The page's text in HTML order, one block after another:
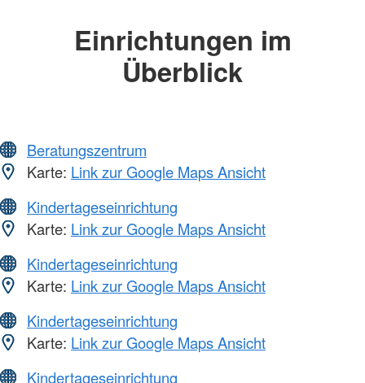
Einrichtungen im
Überblick
Beratungszentrum
Karte: Link zur Google Maps Ansicht
Kindertageseinrichtung
Karte: Link zur Google Maps Ansicht
Kindertageseinrichtung
Karte: Link zur Google Maps Ansicht
Kindertageseinrichtung
Karte: Link zur Google Maps Ansicht
Kindertageseinrichtung